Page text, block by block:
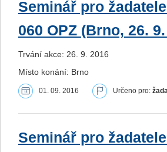
Seminář pro
060 OPZ (Brno, 26.
Trvání akce: 26. 9. 2016
Místo konání: Brno
01. 09. 2016 Určeno pro:
Seminář pro